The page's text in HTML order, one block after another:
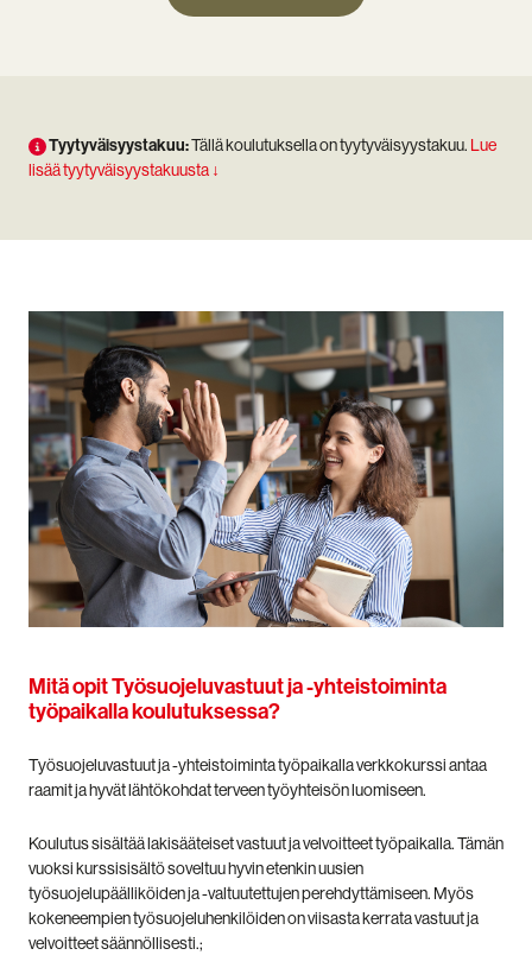
Tyytyväisyystakuu:Tällä koulutuksella on tyytyväisyystakuu. Lue
lisää tyytyväisyystakuusta ↓
Mitä opit Työsuojeluvastuut ja -yhteistoiminta
työpaikalla koulutuksessa?
Työsuojeluvastuut ja -yhteistoiminta työpaikalla verkkokurssi antaa
raamit ja hyvät lähtökohdat terveen työyhteisön luomiseen.
Koulutus sisältää lakisääteiset vastuut ja velvoitteet työpaikalla. Tämän
vuoksi kurssisisältö soveltuu hyvin etenkin uusien
työsuojelupäälliköiden ja -valtuutettujen perehdyttämiseen. Myös
kokeneempien työsuojeluhenkilöiden on viisasta kerrata vastuut ja
velvoitteet säännöllisesti.;